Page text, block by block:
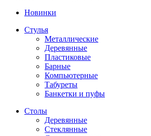
Новинки
Стулья
Металлические
Деревянные
Пластиковые
Барные
Компьютерные
Табуреты
Банкетки и пуфы
Столы
Деревянные
Стеклянные